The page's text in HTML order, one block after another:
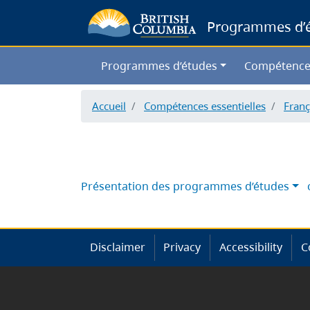
Programmes
Programmes d’études
Accueil Compétences essentielles
Présentation des programmes d’études
Disclaimer Privacy Accessibility